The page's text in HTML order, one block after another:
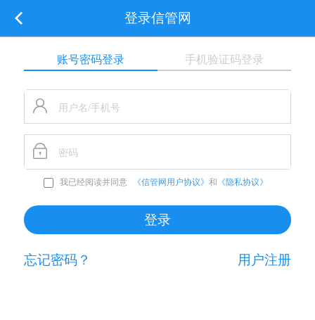
登录信管网
账号密码登录 手机验证码登录
我已经阅读并同意 《信管网用户协议》 和 《隐私协议》
忘记密码？ 用户注册